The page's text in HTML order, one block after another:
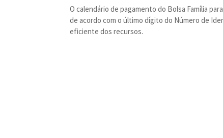
O calendário de pagamento do Bolsa Família
de acordo com o último dígito do Número de
eficiente dos recursos.